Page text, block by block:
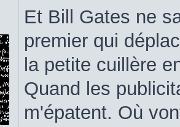
Et Bill Gates ne
premier qui
la petite cuillère
Quand les
m'épatent. Où